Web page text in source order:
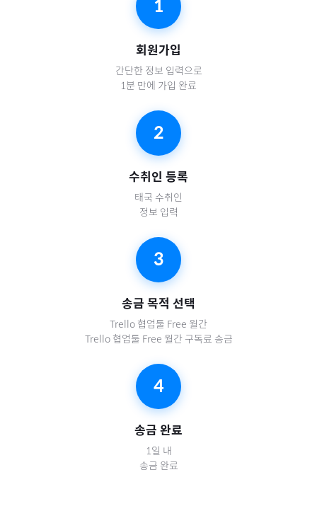
1
회원가입
간단한 정보 입력으로
1분 만에 가입 완료
2
수취인 등록
태국 수취인
정보 입력
3
송금 목적 선택
Trello 협업툴 Free 월간
Trello 협업툴 Free 월간 구독료 송금
4
송금 완료
1일 내
송금 완료